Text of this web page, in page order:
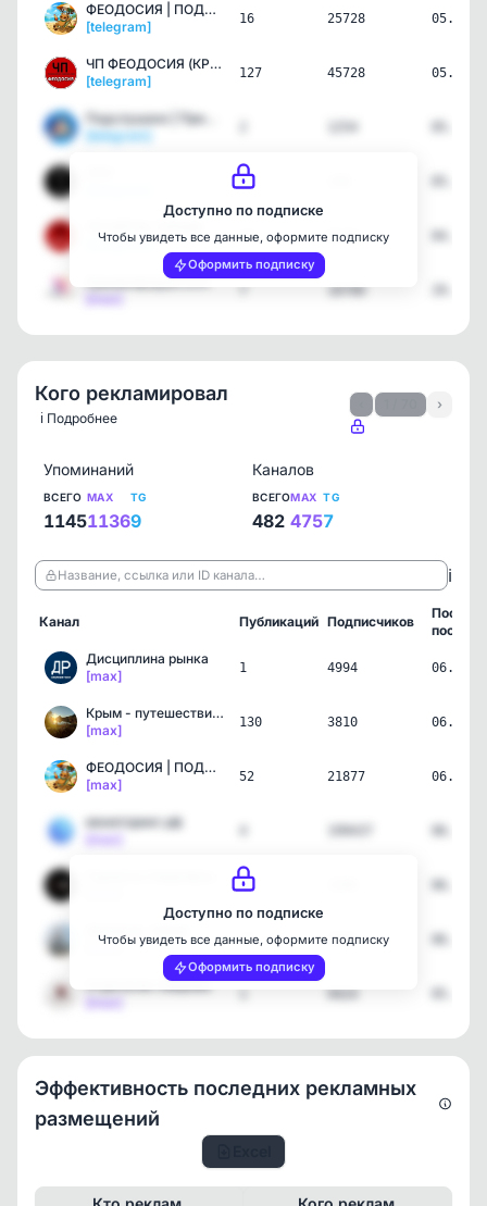
ФЕОДОСИЯ | ПОДСЛУШАНО | …
[telegram]
16 25728
ЧП ФЕОДОСИЯ (КРЫМ)
[telegram]
127 45728
[telegram]
22
[telegram]
52 8136
Крыминфорум ZOV
7 18700
Доступно по подписке
Чтобы увидеть все данные, оформите подписку
Оформить подписку
Кого рекламировал
ℹ️ Подробнее
›
Упоминаний
ВСЕГО
1145
MAX
1136
TG
9
Каналов
ВСЕГО
482
MAX
475
TG
7
Название, ссылка или ID канала… ℹ️
Канал Публикаций Подписчиков
пост
Дисциплина рынка
[max]
1 4994
Крым - путешествие по Та…
[max]
130 3810
ФЕОДОСИЯ | ПОДСЛУШАНО | …
[max]
52 21877
мониторинг.рф
15
[max]
23 1857
Стратегия Лаврова
1 9424
Доступно по подписке
Чтобы увидеть все данные, оформите подписку
Оформить подписку
Эффективность последних рекламных
размещений